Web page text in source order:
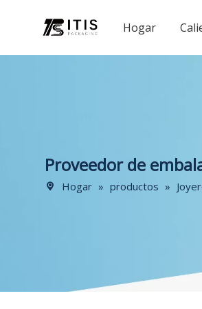
Hogar
Proveedor de
Hogar » productos »